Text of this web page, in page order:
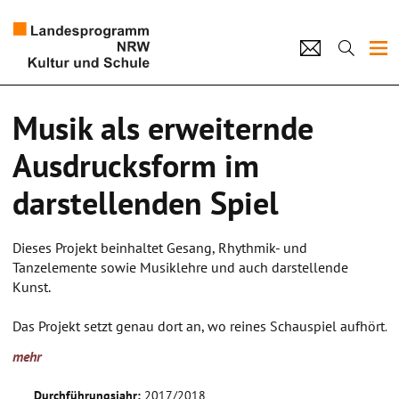
Künstlerpool
home Impressum Datenschutz Kontakt
Musik als erweiternde
Ausdrucksform im
darstellenden Spiel
Dieses Projekt beinhaltet Gesang, Rhythmik- und
Tanzelemente sowie Musiklehre und auch darstellende
Kunst.
Das Projekt setzt genau dort an, wo reines Schauspiel aufhört.
Musik spielt im heutigen digitalen Leben eine immer größere
mehr
Durchführungsjahr: 2017/2018